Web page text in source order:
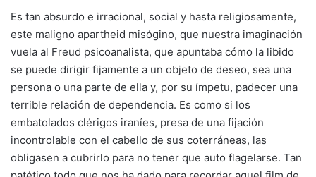
Es tan absurdo e irracional, social y hasta religiosamente,
este maligno apartheid misógino, que nuestra imaginación
vuela al Freud psicoanalista, que apuntaba cómo la libido
se puede dirigir fijamente a un objeto de deseo, sea una
persona o una parte de ella y, por su ímpetu, padecer una
terrible relación de dependencia. Es como si los
embatolados clérigos iraníes, presa de una fijación
incontrolable con el cabello de sus coterráneas, las
obligasen a cubrirlo para no tener que auto flagelarse. Tan